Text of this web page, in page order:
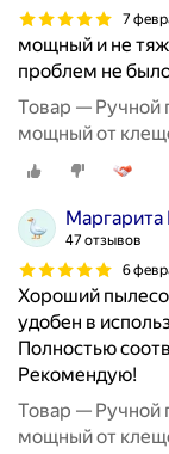
7
мощный и не
проблем не
Товар — Ручной
мощный от
47 отзывов
6
Хороший
удобен в
Полностью
Рекомендую!
Товар — Ручной
мощный от